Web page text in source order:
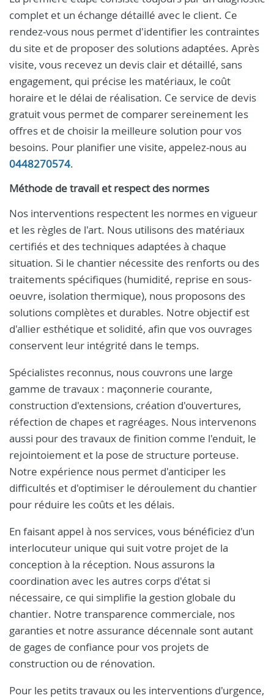
complet et un échange détaillé avec le client. Ce
rendez-vous nous permet d'identifier les contraintes
du site et de proposer des solutions adaptées. Après
visite, vous recevez un devis clair et détaillé, sans
engagement, qui précise les matériaux, le coût
horaire et le délai de réalisation. Ce service de devis
gratuit vous permet de comparer sereinement les
offres et de choisir la meilleure solution pour vos
besoins. Pour planifier une visite, appelez-nous au
0448270574.
Méthode de travail et respect des normes
Nos interventions respectent les normes en vigueur
et les règles de l'art. Nous utilisons des matériaux
certifiés et des techniques adaptées à chaque
situation. Si le chantier nécessite des renforts ou des
traitements spécifiques (humidité, reprise en sous-
oeuvre, isolation thermique), nous proposons des
solutions complètes et durables. Notre objectif est
d'allier esthétique et solidité, afin que vos ouvrages
conservent leur intégrité dans le temps.
Spécialistes reconnus, nous couvrons une large
gamme de travaux : maçonnerie courante,
construction d'extensions, création d'ouvertures,
réfection de chapes et ragréages. Nous intervenons
aussi pour des travaux de finition comme l'enduit, le
rejointoiement et la pose de structure porteuse.
Notre expérience nous permet d'anticiper les
difficultés et d'optimiser le déroulement du chantier
pour réduire les coûts et les délais.
En faisant appel à nos services, vous bénéficiez d'un
interlocuteur unique qui suit votre projet de la
conception à la réception. Nous assurons la
coordination avec les autres corps d'état si
nécessaire, ce qui simplifie la gestion globale du
chantier. Notre transparence commerciale, nos
garanties et notre assurance décennale sont autant
de gages de confiance pour vos projets de
construction ou de rénovation.
Pour les petits travaux ou les interventions d'urgence,